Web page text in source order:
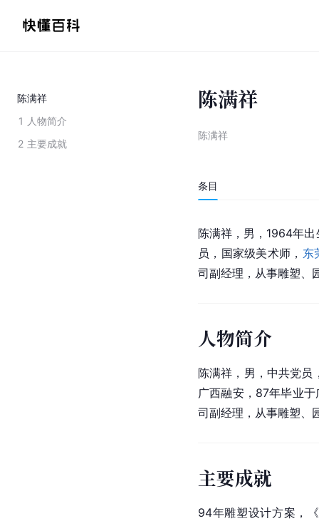
陈满祥
1 人物简介
2 主要成就
陈满祥
陈满祥
条目
陈满祥，男，1964年
员，国家级美术师， 东
司副经理，从事雕塑、
人物简介
陈满祥，男，中共党员
广西融安，87年毕业
司副经理，从事雕塑、
主要成就
94年雕塑设计方案，